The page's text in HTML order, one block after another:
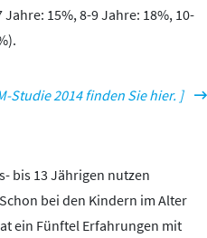
15%, 8-9 Jahre: 18%, 10-
Studie 2014 finden Sie hier. ]
bis 13 Jährigen nutzen
bei den Kindern im Alter
ein Fünftel Erfahrungen mit